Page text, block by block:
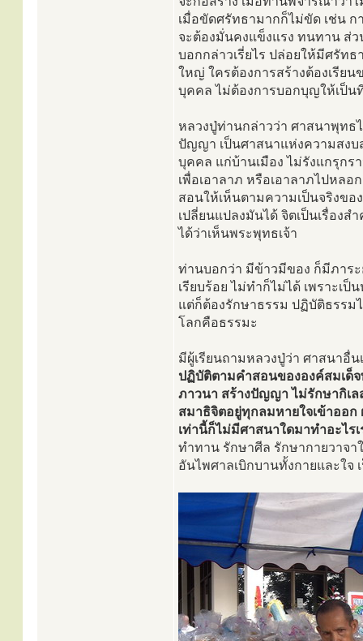
เมื่อขัดศรัทธามากก็ไม่ขัด เช่น ก
จะต้องมั่นคงแข็งแรง ทนทาน ส่
บอกกล่าวเรี่ยไร ปล่อยให้มีศรัท
ใหญ่ ใครต้องการสร้างต้องเรีย
บุคคล ไม่ต้องการบอกบุญให้เป็
หลวงปู่ท่านกล่าวว่า ศาสนาพุทธ
ปัญญา เป็นศาสนาแห่งความสงบ
บุคคล แก่บ้านเมือง ไม่รังแกรุก
เพื่อเอาลาภ หรือเอาลาภไปหล
สอนให้เห็นตามความเป็นจริงข
เปลี่ยนแปลงมันได้ จิตเป็นเรื่อง
ได้ว่าเห็นพระพุทธเจ้า
ท่านบอกว่า มีข้าวมีของ ก็มีภาระ
เรียบร้อย ไม่ทำก็ไม่ได้ เพราะ
แต่ก็ต้องรักษาธรรม ปฏิบัติธรรม
โลกคือธรรมะ
มีผู้เรียนถามหลวงปู่ว่า ศาสนาอื่
ปฏิบัติตามคำสอนขององค์สมเด็
ภาวนา สร้างปัญญา ไม่รักษากิเ
สมาธิจิตอยู่ทุกลมหายใจเข้าออ
เท่านี้ก็ไม่มีศาสนาใดมาทำอะไรเ
ทำทาน รักษาศีล รักษากายวาจ
อันไพศาลเบิกบานทั้งกายและใจ